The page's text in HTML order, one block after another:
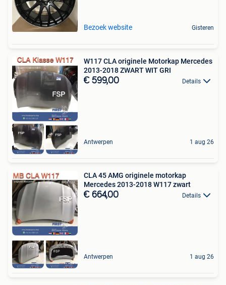
Bezoek website Gisteren
W117 CLA originele Motorkap Mercedes
2013-2018 ZWART WIT GRI
€ 599,00 Details
Antwerpen 1 aug 26
CLA 45 AMG originele motorkap
Mercedes 2013-2018 W117 zwart
€ 664,00 Details
Antwerpen 1 aug 26